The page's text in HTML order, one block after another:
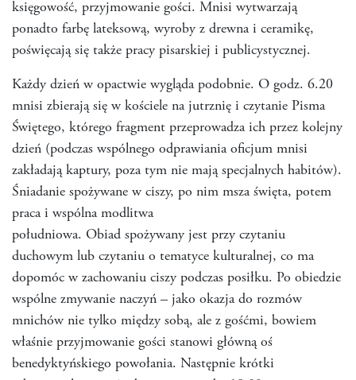
księgowość, przyjmowanie gości. Mnisi wytwarzają
ponadto farbę lateksową, wyroby z drewna i ceramikę,
poświęcają się także pracy pisarskiej i publicystycznej.
Każdy dzień w opactwie wygląda podobnie. O godz. 6.20
mnisi zbierają się w kościele na jutrznię i czytanie Pisma
Świętego, którego fragment przeprowadza ich przez kolejny
dzień (podczas wspólnego odprawiania oficjum mnisi
zakładają kaptury, poza tym nie mają specjalnych habitów).
Śniadanie spożywane w ciszy, po nim msza święta, potem
praca i wspólna modlitwa
południowa. Obiad spożywany jest przy czytaniu
duchowym lub czytaniu o tematyce kulturalnej, co ma
dopomóc w zachowaniu ciszy podczas posiłku. Po obiedzie
wspólne zmywanie naczyń – jako okazja do rozmów
mnichów nie tylko między sobą, ale z gośćmi, bowiem
właśnie przyjmowanie gości stanowi główną oś
benedyktyńskiego powołania. Następnie krótki